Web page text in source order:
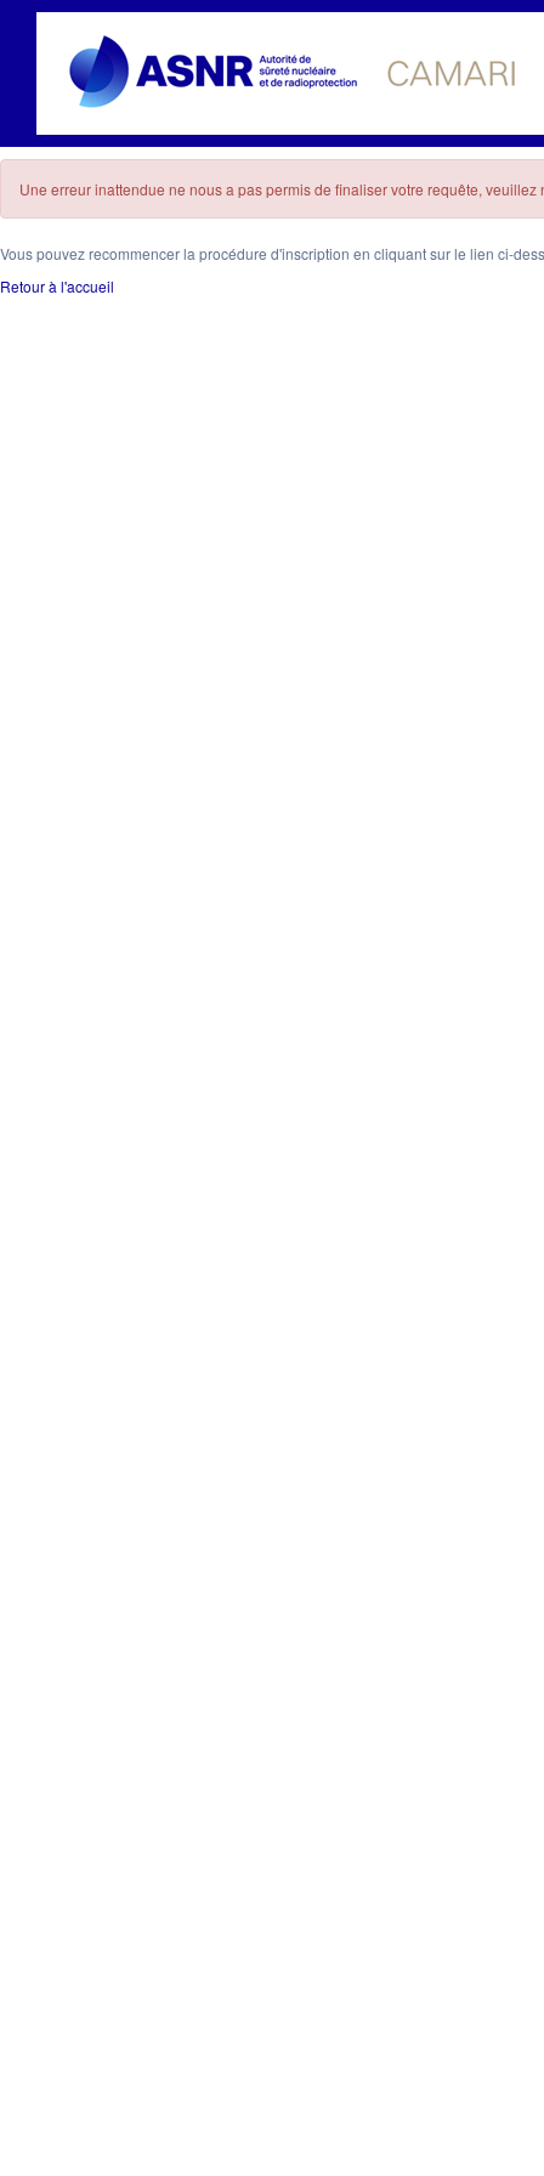
Une erreur inattendue ne nous a pas permis de finaliser votre requête,
Vous pouvez recommencer la procédure d'inscription en cliquant sur le lien ci-
Retour à l'accueil